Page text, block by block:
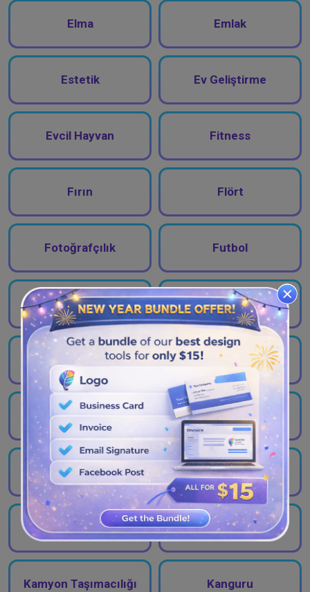
Elma Emlak
Estetik Ev Geliştirme
Evcil Hayvan Fitness
Fırın Flört
Fotoğrafçılık Futbol
Gözlük Güzellik
Güzellik Salonu Hayvan
Hokey İletişim
İnşaatçı Kafe
Kahve Kalp
Kamyon Taşımacılığı Kanguru